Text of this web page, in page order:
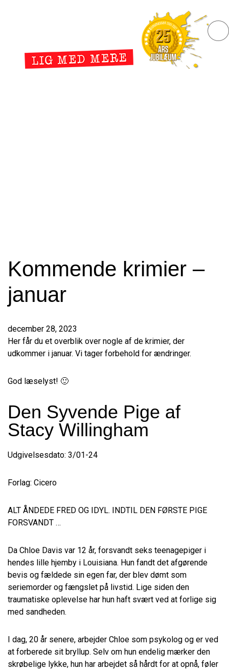
Kommende krimier –
januar
december 28, 2023
Her får du et overblik over nogle af de krimier, der
udkommer i januar. Vi tager forbehold for ændringer.
God læselyst! 🙂
Den Syvende Pige af
Stacy Willingham
Udgivelsesdato: 3/01-24
Forlag: Cicero
ALT ÅNDEDE FRED OG IDYL. INDTIL DEN FØRSTE PIGE
FORSVANDT …
Da Chloe Davis var 12 år, forsvandt seks teenagepiger i
hendes lille hjemby i Louisiana. Hun fandt det afgørende
bevis og fældede sin egen far, der blev dømt som
seriemorder og fængslet på livstid. Lige siden den
traumatiske oplevelse har hun haft svært ved at forlige sig
med sandheden.
I dag, 20 år senere, arbejder Chloe som psykolog og er ved
at forberede sit bryllup. Selv om hun endelig mærker den
skrøbelige lykke, hun har arbejdet så hårdt for at opnå, føler